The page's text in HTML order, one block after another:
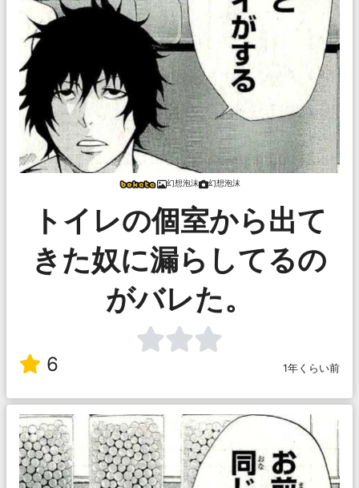
幻想泡沫 幻想泡沫
トイレの個室から出て
きた奴に漏らしてるの
がバレた。
6 1年くらい前